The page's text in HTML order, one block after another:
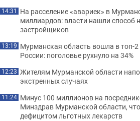
14:31 На расселение «авариек» в
миллиардов: власти нашли способ
застройщиков
13:19 Мурманская область вошла в топ-2
России: поголовье рухнуло на 34%
12:23 Жителям Мурманской области
экстренных случаях
11:24 Минус 100 миллионов на
Минздрав Мурманской области,
дефицитом льготных лекарств